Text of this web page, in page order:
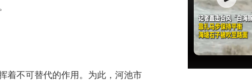
着不可替代的作用。为此，河池市